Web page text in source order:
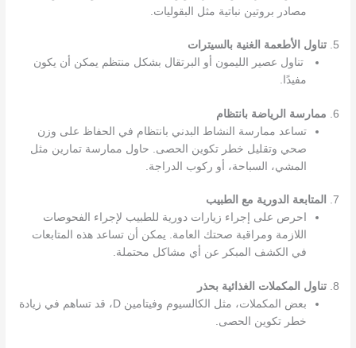
مصادر بروتين نباتية مثل البقوليات.
5.
تناول الأطعمة الغنية بالسيترات
تناول عصير الليمون أو البرتقال بشكل منتظم يمكن أن يكون
مفيدًا.
6. ممارسة الرياضة بانتظام
تساعد ممارسة النشاط البدني بانتظام في الحفاظ على وزن
صحي وتقليل خطر تكوين الحصى. حاول ممارسة تمارين مثل
المشي، السباحة، أو ركوب الدراجة.
7.
المتابعة الدورية مع الطبيب
احرص على إجراء زيارات دورية للطبيب لإجراء الفحوصات
اللازمة ومراقبة صحتك العامة. يمكن أن تساعد هذه المتابعات
في الكشف المبكر عن أي مشاكل محتملة.
8. تناول المكملات الغذائية بحذر
بعض المكملات، مثل الكالسيوم وفيتامين D، قد تساهم في زيادة
خطر تكوين الحصى.